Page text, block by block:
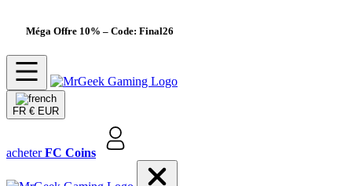
Méga Offre 10% – Code: Final26
FR € EUR
acheterFC Coins